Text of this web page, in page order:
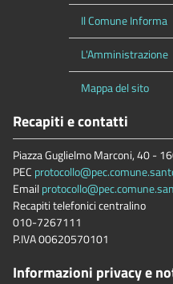
Il Comune Informa
L'Amministrazione
Mappa del sito
Recapiti e contatti
Piazza Guglielmo Marconi, 40 -
PEC
Email
Recapiti telefonici centralino
010-7267111
P.IVA 00620570101
Informazioni privacy e